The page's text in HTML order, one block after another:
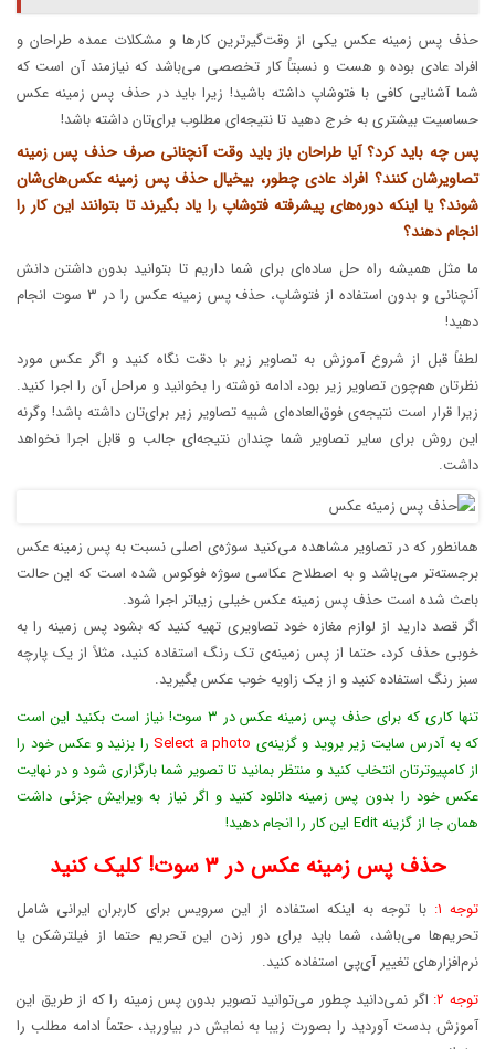
حذف پس زمینه عکس یکی از وقت‌گیر‌ترین کارها و مشکلات عمده طراحان و
افراد عادی بوده و هست و نسبتاً کار تخصصی می‌باشد که نیازمند آن است که
شما آشنایی کافی با فتوشاپ داشته باشید! زیرا باید در حذف پس زمینه عکس
حساسیت بیشتری به خرج دهید تا نتیجه‌ای مطلوب برای‌تان داشته باشد!
پس چه باید کرد؟ آیا طراحان باز باید وقت آنچنانی صرف حذف پس زمینه
تصاویرشان کنند؟ افراد عادی چطور، بیخیال حذف پس زمینه عکس‌های‌شان
شوند؟ یا اینکه دوره‌های پیشرفته فتوشاپ را یاد بگیرند تا بتوانند این کار را
انجام دهند؟
ما مثل همیشه راه حل ساده‌ای برای شما داریم تا بتوانید بدون داشتن دانش
آنچنانی و بدون استفاده از فتوشاپ، حذف پس زمینه عکس را در ۳ سوت انجام
دهید!
لطفاً قبل از شروع آموزش به تصاویر زیر با دقت نگاه کنید و اگر عکس مورد
نظرتان هم‌چون تصاویر زیر بود، ادامه نوشته را بخوانید و مراحل آن را اجرا کنید.
زیرا قرار است نتیجه‌ی فوق‌العاده‌ای شبیه تصاویر زیر برای‌تان داشته باشد! وگرنه
این روش برای سایر تصاویر شما چندان نتیجه‌ای جالب و قابل اجرا نخواهد
داشت.
همانطور که در تصاویر مشاهده می‌کنید سوژه‌ی اصلی نسبت به پس زمینه عکس
برجسته‌تر می‌باشد و به اصطلاح عکاسی سوژه فوکوس شده است که این حالت
باعث شده است حذف پس زمینه عکس خیلی زیباتر اجرا شود.
اگر قصد دارید از لوازم مغازه خود تصاویری تهیه کنید که بشود پس زمینه را به
خوبی حذف کرد، حتما از پس زمینه‌ی تک رنگ استفاده کنید، مثلاً از یک پارچه
سبز رنگ استفاده کنید و از یک زاویه خوب عکس بگیرید.
تنها کاری که برای حذف پس زمینه عکس در ۳ سوت! نیاز است بکنید این است
که به آدرس سایت زیر بروید و گزینه‌ی Select a photo را بزنید و عکس خود را
از کامپیوترتان انتخاب کنید و منتظر بمانید تا تصویر شما بارگزاری شود و در نهایت
عکس خود را بدون پس زمینه دانلود کنید و اگر نیاز به ویرایش جزئی داشت
همان جا از گزینه Edit این کار را انجام دهید!
حذف پس زمینه عکس در ۳ سوت! کلیک کنید
توجه ۱:
با توجه به اینکه استفاده از این سرویس برای کاربران ایرانی شامل
تحریم‌ها می‌باشد، شما باید برای دور زدن این تحریم حتما از فیلترشکن یا
نرم‌افزارهای تغییر آی‌پی استفاده کنید.
توجه ۲:
اگر نمی‌دانید چطور می‌توانید تصویر بدون پس زمینه را که از طریق این
آموزش بدست آوردید را بصورت زیبا به نمایش در بیاورید، حتماً ادامه مطلب را